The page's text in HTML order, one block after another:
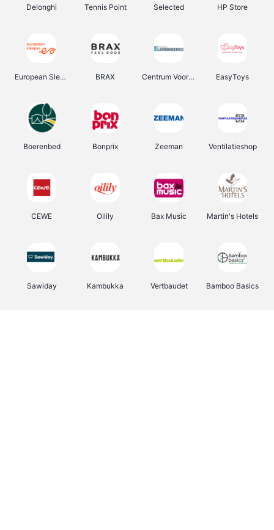
Delonghi Tennis Point Selected HP Store
European Sleeper BRAX Centrum Voor Avondonderwijs EasyToys
Boerenbed Bonprix Zeeman Ventilatieshop
CEWE Oilily Bax Music Martin's Hotels
Sawiday Kambukka Vertbaudet Bamboo Basics